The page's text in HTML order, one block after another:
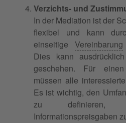
Verzichts- und
In der Mediation ist der
flexibel und kann
einseitige Vereinbarung
Dies kann
geschehen. Für
müssen alle
Es ist wichtig, den
zu definieren,
Informationspreisgaben